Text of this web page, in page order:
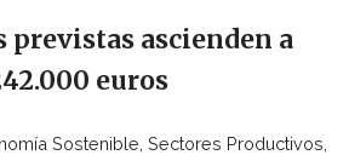
previstas ascienden a
euros
Sostenible, Sectores Productivos,